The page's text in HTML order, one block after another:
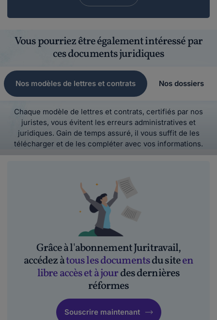
Vous pourriez être également intéressé par
ces documents juridiques
Nos modèles de lettres et contrats Nos dossiers
Chaque modèle de lettres et contrats, certifiés par nos
juristes, vous évitent les erreurs administratives et
juridiques. Gain de temps assuré, il vous suffit de les
télécharger et de les compléter avec vos informations.
Grâce à l'abonnement Juritravail,
accédez àtous les documentsdu siteen
libre accès et à jourdes dernières
réformes
Souscrire maintenant